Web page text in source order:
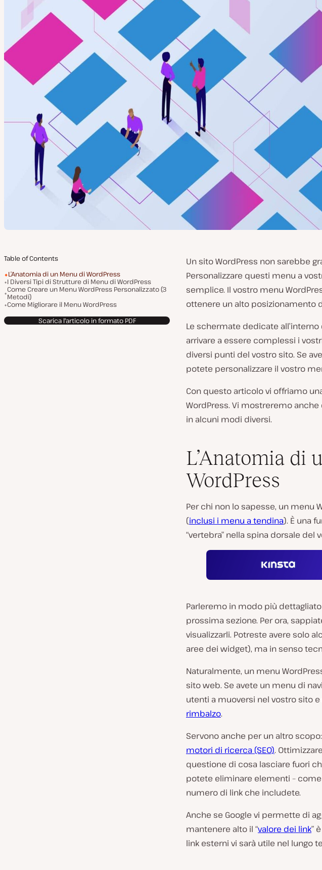
Table of Contents
L’Anatomia di un Menu di WordPress
I Diversi Tipi di Strutture di Menu di WordPress
Come Creare un Menu WordPress Personalizzato (3
Metodi)
Come Migliorare il Menu WordPress
Scarica l'articolo in formato PDF
Un sito WordPress non sarebbe
Personalizzare questi menu a
semplice. Il vostro menu
ottenere un alto posizionamento
Le schermate dedicate
arrivare a essere complessi i
diversi punti del vostro sito. Se
potete personalizzare il vostro
Con questo articolo vi offriamo
WordPress. Vi mostreremo
in alcuni modi diversi.
L’Anatomia di
WordPress
Per chi non lo sapesse, un menu
(inclusi i menu a tendina). È una
“vertebra” nella spina dorsale del
Parleremo in modo più
prossima sezione. Per ora,
visualizzarli. Potreste avere solo
aree dei widget), ma in senso
Naturalmente, un menu
sito web. Se avete un menu di
utenti a muoversi nel vostro sito
rimbalzo.
Servono anche per un altro
motori di ricerca (SEO).
questione di cosa lasciare fuori
potete eliminare elementi –
numero di link che includete.
Anche se Google vi permette di
mantenere alto il “valore dei link”
link esterni vi sarà utile nel lungo